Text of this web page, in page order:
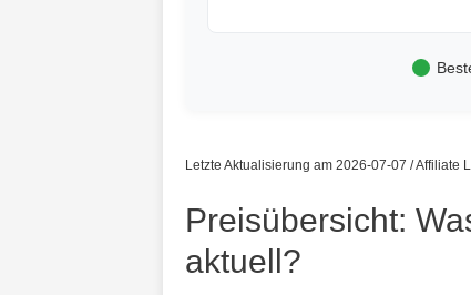
Letzte Aktualisierung am 2026-07-07 / Affiliate
Preisübersicht:
aktuell?